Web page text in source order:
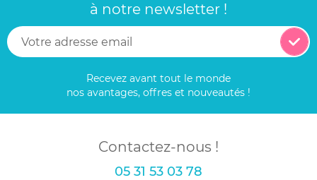
à notre newsletter !
Recevez avant tout le monde
nos avantages, offres et nouveautés !
Contactez-nous !
05 31 53 03 78